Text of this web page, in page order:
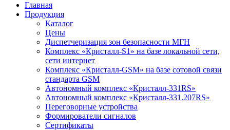
Главная
Продукция
Каталог
Цены
Диспетчеризация зон безопасности МГН
Комплекс «Кристалл-S1» на базе локальной сети,
сети интернет
Комплекс «Кристалл-GSM» на базе сотовой связи
стандарта GSM
Автономный комплекс «Кристалл-331RS»
Автономный комплекс «Кристалл-331.207RS»
Переговорные устройства
Формирователи сигналов
Сертификаты